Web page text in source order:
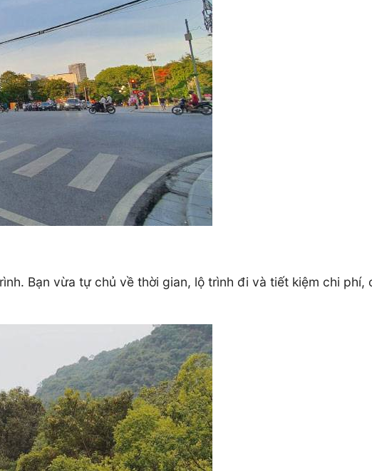
Bạn vừa tự chủ về thời gian, lộ trình đi và tiết kiệm chi